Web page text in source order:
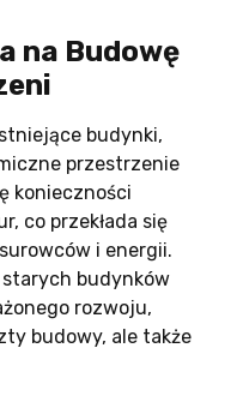
na Budowę
budynki,
przestrzenie
konieczności
co przekłada się
i energii.
budynków
rozwoju,
budowy, ale także